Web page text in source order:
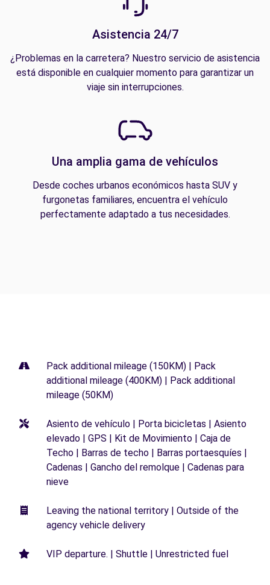
Asistencia 24/7
¿Problemas en la carretera? Nuestro servicio de asistencia
está disponible en cualquier momento para garantizar un
viaje sin interrupciones.
Una amplia gama de vehículos
Desde coches urbanos económicos hasta SUV y
furgonetas familiares, encuentra el vehículo
perfectamente adaptado a tus necesidades.
Pack additional mileage (150KM) | Pack
additional mileage (400KM) | Pack additional
mileage (50KM)
Asiento de vehículo | Porta bicicletas | Asiento
elevado | GPS | Kit de Movimiento | Caja de
Techo | Barras de techo | Barras portaesquíes |
Cadenas | Gancho del remolque | Cadenas para
nieve
Leaving the national territory | Outside of the
agency vehicle delivery
VIP departure. | Shuttle | Unrestricted fuel